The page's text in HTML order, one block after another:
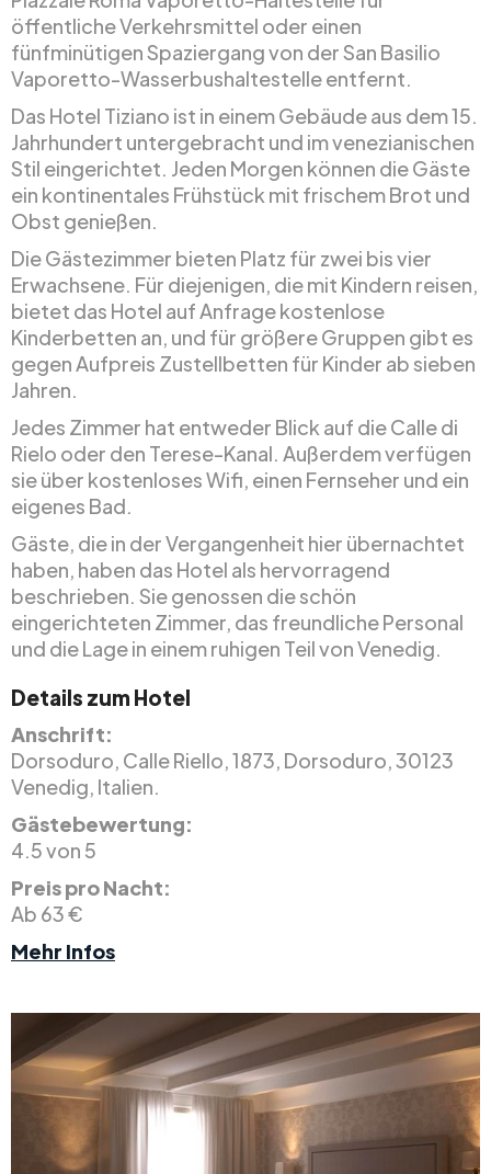
öffentliche Verkehrsmittel oder einen
fünfminütigen Spaziergang von der San Basilio
Vaporetto-Wasserbushaltestelle entfernt.
Das Hotel Tiziano ist in einem Gebäude aus dem 15.
Jahrhundert untergebracht und im venezianischen
Stil eingerichtet. Jeden Morgen können die Gäste
ein kontinentales Frühstück mit frischem Brot und
Obst genießen.
Die Gästezimmer bieten Platz für zwei bis vier
Erwachsene. Für diejenigen, die mit Kindern reisen,
bietet das Hotel auf Anfrage kostenlose
Kinderbetten an, und für größere Gruppen gibt es
gegen Aufpreis Zustellbetten für Kinder ab sieben
Jahren.
Jedes Zimmer hat entweder Blick auf die Calle di
Rielo oder den Terese-Kanal. Außerdem verfügen
sie über kostenloses Wifi, einen Fernseher und ein
eigenes Bad.
Gäste, die in der Vergangenheit hier übernachtet
haben, haben das Hotel als hervorragend
beschrieben. Sie genossen die schön
eingerichteten Zimmer, das freundliche Personal
und die Lage in einem ruhigen Teil von Venedig.
Details zum Hotel
Anschrift:
Dorsoduro, Calle Riello, 1873, Dorsoduro, 30123
Venedig, Italien.
Gästebewertung:
4.5 von 5
Preis pro Nacht:
Ab 63 €
Mehr Infos